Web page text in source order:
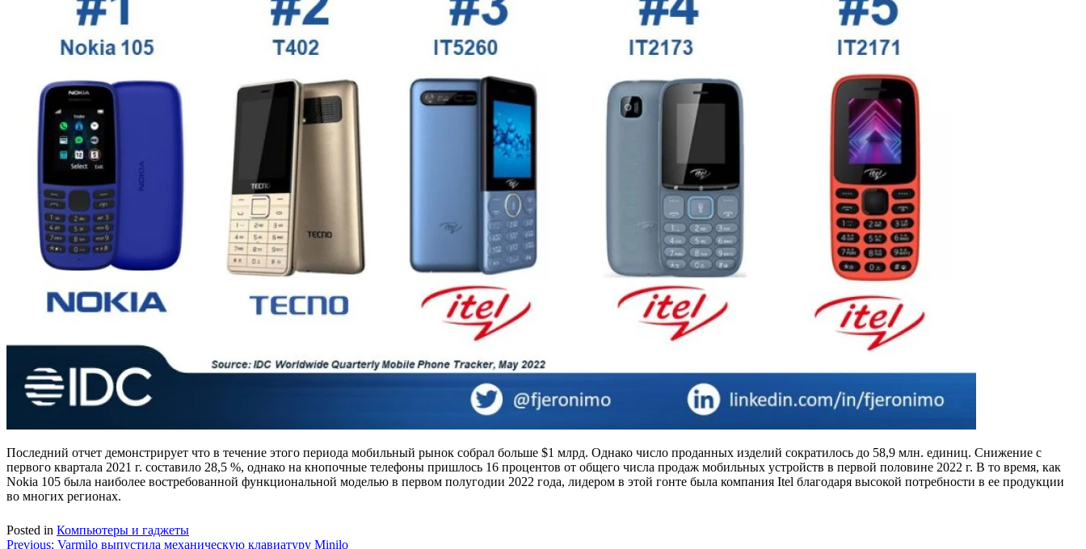
Последний отчет демонстрирует что в течение этого периода мобильный рынок собрал больше $1 млрд. Однако число проданных изделий сократилось до 58,9 млн. единиц. Снижение с
первого квартала 2021 г. составило 28,5 %, однако на кнопочные телефоны пришлось 16 процентов от общего числа продаж мобильных устройств в первой половине 2022 г. В то время, как
Nokia 105 была наиболее востребованной функциональной моделью в первом полугодии 2022 года, лидером в этой гонте была компания Itel благодаря высокой потребности в ее продукции
во многих регионах.
Posted in Компьютеры и гаджеты
Previous: Varmilo выпустила механическую клавиатуру Minilo